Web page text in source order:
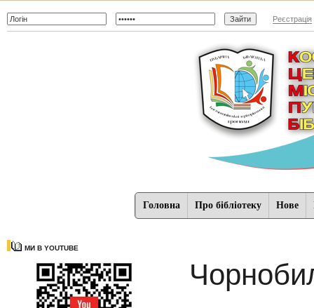
Реєстрація
Головна Про бібліотеку Нове
МИ В YOUTUBE